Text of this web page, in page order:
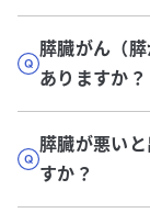
膵臓がん（
ありますか？
膵臓が悪い
すか？